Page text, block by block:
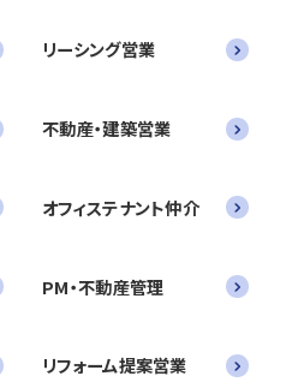
リーシング営業
不動産・建築営業
オフィステナント仲介
PM・不動産管理
リフォーム提案営業